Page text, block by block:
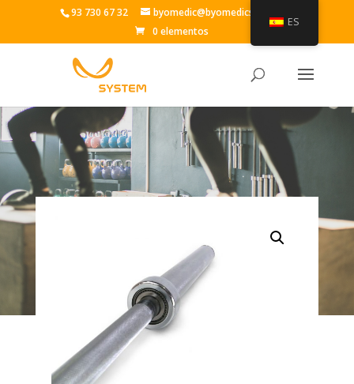
93 730 67 32
byomedic@byomedicsystem.es
0 elementos
ES